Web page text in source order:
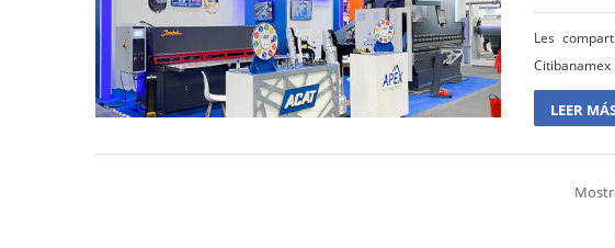
Les
Citibanamex
LEER